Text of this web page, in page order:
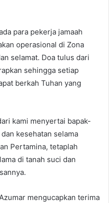
para pekerja jamaah
operasional di Zona
selamat. Doa tulus dari
sehingga setiap
berkah Tuhan yang
kami menyertai bapak-
kesehatan selama
Pertamina, tetaplah
di tanah suci dan
mengucapkan terima